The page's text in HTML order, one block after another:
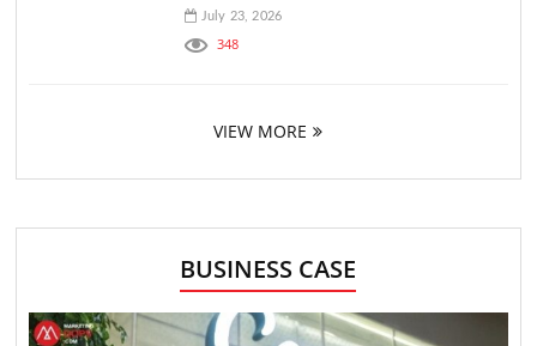
July 23, 2026
348
VIEW MORE
BUSINESS CASE